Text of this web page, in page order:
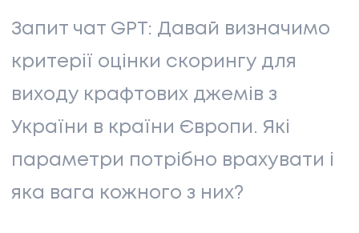
Запит чат GPT: Давай визначимо
критерії оцінки скорингу для
виходу крафтових джемів з
України в країни Європи. Які
параметри потрібно врахувати і
яка вага кожного з них?